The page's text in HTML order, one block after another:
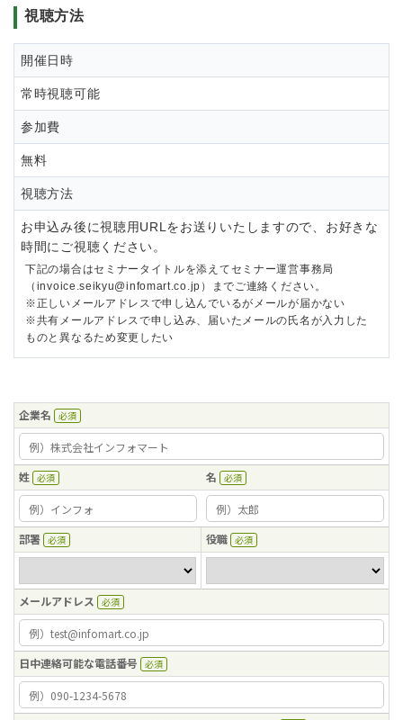
視聴方法
開催日時
常時視聴可能
参加費
無料
視聴方法
お申込み後に視聴用URLをお送りいたしますので、お好きな
時間にご視聴ください。
下記の場合はセミナータイトルを添えてセミナー運営事務局
（invoice.seikyu@infomart.co.jp）までご連絡ください。
※正しいメールアドレスで申し込んでいるがメールが届かない
※共有メールアドレスで申し込み、届いたメールの氏名が入力した
ものと異なるため変更したい